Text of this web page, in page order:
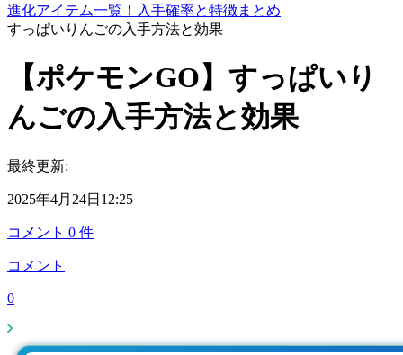
進化アイテム一覧！入手確率と特徴まとめ
すっぱいりんごの入手方法と効果
【ポケモンGO】すっぱいり
んごの入手方法と効果
最終更新:
2025年4月24日12:25
コメント 0 件
コメント
0